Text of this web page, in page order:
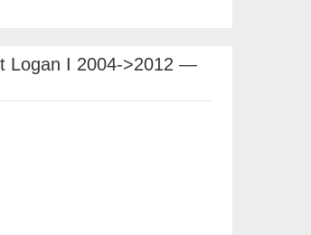
Logan I 2004->2012 —